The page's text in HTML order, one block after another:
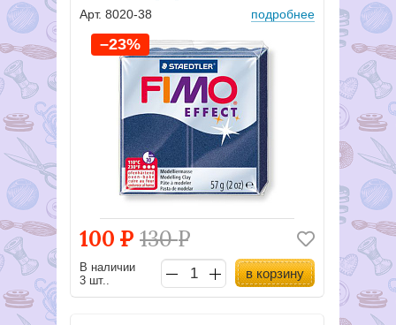
Арт. 8020-38 подробнее
100 Р 130Р
–23%
В наличии
3 шт..
в корзину